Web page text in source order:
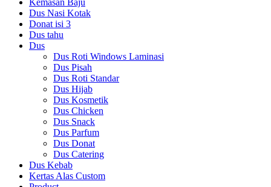
Kemasan Baju
Dus Nasi Kotak
Donat isi 3
Dus tahu
Dus
Dus Roti Windows Laminasi
Dus Pisah
Dus Roti Standar
Dus Hijab
Dus Kosmetik
Dus Chicken
Dus Snack
Dus Parfum
Dus Donat
Dus Catering
Dus Kebab
Kertas Alas Custom